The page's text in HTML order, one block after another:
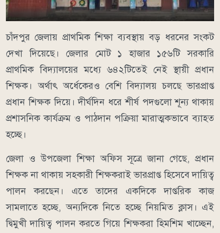
চাঁদপুর জেলায় প্রাথমিক শিক্ষা ব্যবস্থায় বড় ধরনের সংকট
দেখা দিয়েছে। জেলার মোট ১ হাজার ১৫৬টি সরকারি
প্রাথমিক বিদ্যালয়ের মধ্যে ৬৪২টিতেই নেই স্থায়ী প্রধান
শিক্ষক। অর্থাৎ অর্ধেকেরও বেশি বিদ্যালয় চলছে ভারপ্রাপ্ত
প্রধান শিক্ষক দিয়ে। দীর্ঘদিন ধরে শীর্ষ পদগুলো শূন্য থাকায়
প্রশাসনিক কার্যক্রম ও পাঠদান পক্রিয়া মারাত্মকভাবে ব্যাহত
হচ্ছে।
জেলা ও উপজেলা শিক্ষা অফিস সূত্রে জানা গেছে, প্রধান
শিক্ষক না থাকায় সহকারী শিক্ষকরাই ভারপ্রাপ্ত হিসেবে দায়িত্ব
পালন করছেন। এতে তাদের একদিকে দাপ্তরিক কাজ
সামলাতে হচ্ছে, অন্যদিকে নিতে হচ্ছে নিয়মিত ক্লাস। এই
দ্বিমুখী দায়িত্ব পালন করতে গিয়ে শিক্ষকরা হিমশিম খাচ্ছেন,